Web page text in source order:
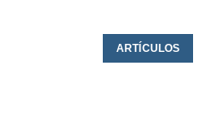
ARTÍCULOS